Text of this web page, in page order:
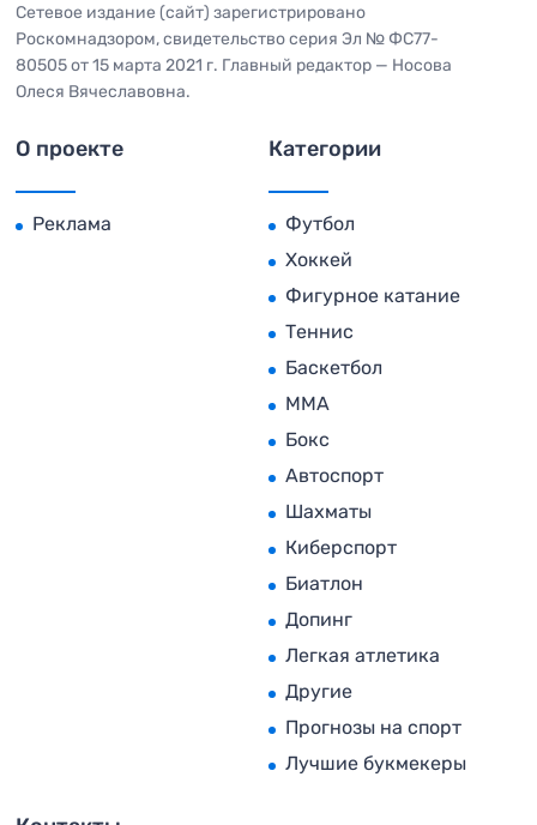
Сетевое издание (сайт) зарегистрировано
Роскомнадзором, свидетельство серия Эл № ФС77-
80505 от 15 марта 2021 г. Главный редактор — Носова
Олеся Вячеславовна.
О проекте
Реклама
Категории
Футбол
Хоккей
Фигурное катание
Теннис
Баскетбол
MMA
Бокс
Автоспорт
Шахматы
Киберспорт
Биатлон
Допинг
Легкая атлетика
Другие
Прогнозы на спорт
Лучшие букмекеры